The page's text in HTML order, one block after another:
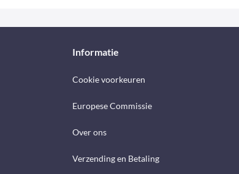
Informatie
Cookie voorkeuren
Europese Commissie
Over ons
Verzending en Betaling